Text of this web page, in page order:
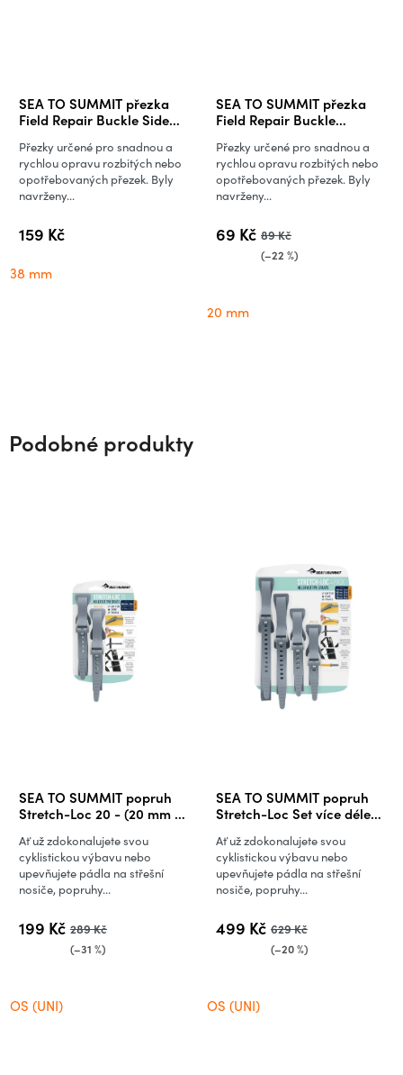
SEA TO SUMMIT přezka
Field Repair Buckle Side
Release 1 pin, 38 mm
159 Kč
Přezky určené pro snadnou a
rychlou opravu rozbitých nebo
opotřebovaných přezek. Byly
navrženy...
38 mm
SEA TO SUMMIT přezka
Field Repair Buckle
Ladderlock 1 Pin, 20 mm
69 Kč 89 Kč
(–22 %)
Přezky určené pro snadnou a
rychlou opravu rozbitých nebo
opotřebovaných přezek. Byly
navrženy...
20 mm
Podobné produkty
SEA TO SUMMIT popruh
Stretch-Loc 20 - (20 mm x
199 Kč 289 Kč
(–31 %)
Ať už zdokonalujete svou
cyklistickou výbavu nebo
upevňujete pádla na střešní
nosiče, popruhy...
OS (UNI)
SEA TO SUMMIT popruh
Stretch-Loc Set více délek,
499 Kč 629 Kč
(–20 %)
Ať už zdokonalujete svou
cyklistickou výbavu nebo
upevňujete pádla na střešní
nosiče, popruhy...
OS (UNI)